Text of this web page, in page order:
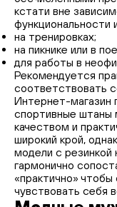
кстати вне
функциональности
на тренировках;
на пикнике или в
для работы в
Рекомендуется
соответствовать
Интернет-магазин
спортивные штаны
качеством и
широкий крой,
модели с резинкой
гармонично
«практично»
чувствовать себя